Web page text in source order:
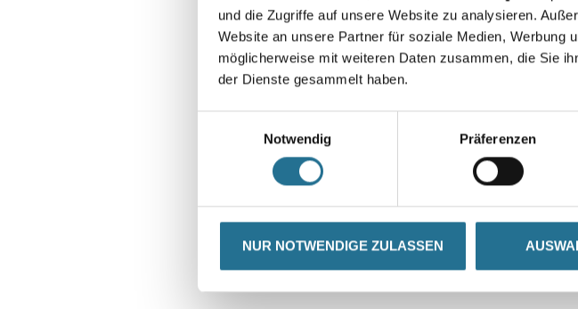
und die Zugriffe auf unsere Website zu analysieren.
Website an unsere Partner für soziale Medien, Werbung
möglicherweise mit weiteren Daten zusammen, die Sie
der Dienste gesammelt haben.
Notwendig
Präferenzen
NUR NOTWENDIGE ZULASSEN